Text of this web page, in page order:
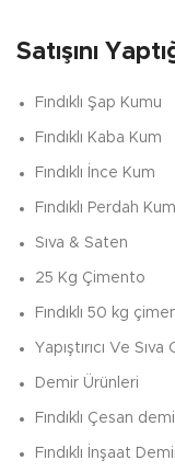
Satışını
Fındıklı Şap Kumu
Fındıklı Kaba Kum
Fındıklı İnce Kum
Fındıklı Perdah
Sıva & Saten
25 Kg Çimento
Fındıklı 50 kg
Yapıştırıcı Ve Sıva
Demir Ürünleri
Fındıklı Çesan
Fındıklı İnşaat